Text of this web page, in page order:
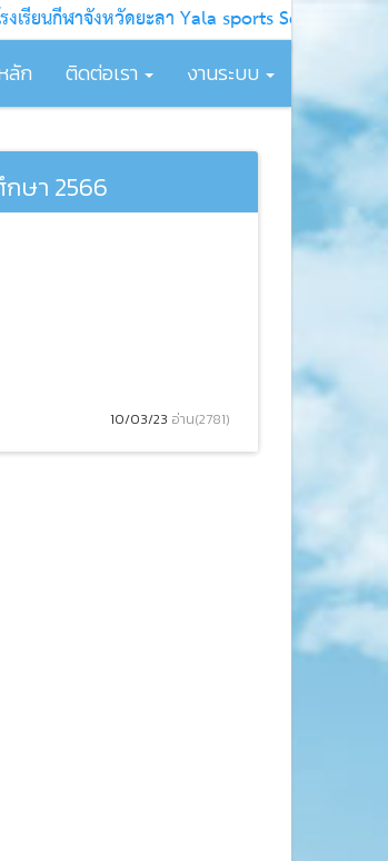
ยนกีฬาจังหวัดยะลา Yala sports School
ลัก ติดต่อเรา งานระบบ
กษา 2566
10/03/23 อ่าน(2781)